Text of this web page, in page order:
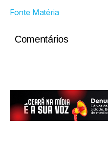
Fonte Matéria
Comentários